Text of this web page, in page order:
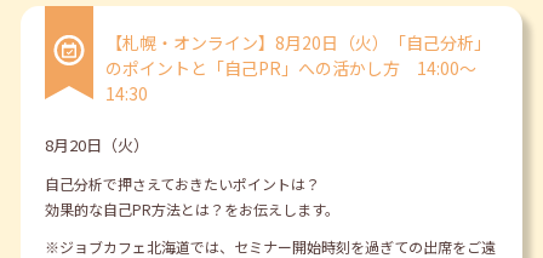
【札幌・オンライン】8月20日（火）「自己分析」
のポイントと「自己PR」への活かし方 14:00～
14:30
8月20日（火）
自己分析で押さえておきたいポイントは？
効果的な自己PR方法とは？をお伝えします。
※ジョブカフェ北海道では、セミナー開始時刻を過ぎての出席をご遠